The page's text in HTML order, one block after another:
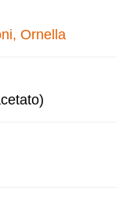
Ornella